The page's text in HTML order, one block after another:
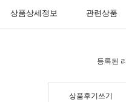
상품상세정보 관련상품
등록된
상품후기쓰기